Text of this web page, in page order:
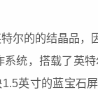
尔的的结晶品，
统，搭载了英
英寸的蓝宝石